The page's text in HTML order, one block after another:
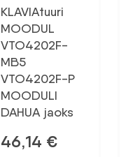
KLAVIAtuuri
MOODUL
VTO4202F-
MB5
VTO4202F-P
MOODULI
DAHUA jaoks
46,14 €